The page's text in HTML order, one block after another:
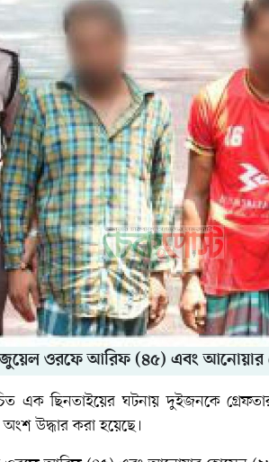
জুয়েল ওরফে আরিফ (৪৫) এবং আনোয়ার
এক ছিনতাইয়ের ঘটনায় দুইজনকে
উদ্ধার করা হয়েছে।